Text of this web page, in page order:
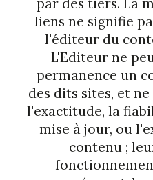
liens ne signifie
l'éditeur du
L'Editeur ne
permanence un
des dits sites, et
l'exactitude, la
mise à jour, ou
contenu ;